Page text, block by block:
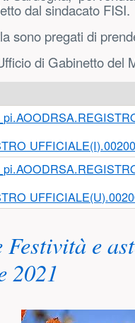
dal sindacato FISI.
sono pregati di
di Gabinetto del
Festività e
2021